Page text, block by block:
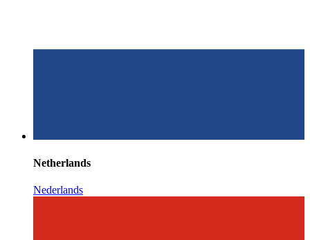
Netherlands
Nederlands